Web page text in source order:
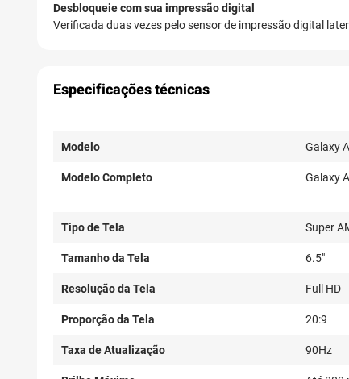
Desbloqueie com sua impressão digital
Verificada duas vezes pelo sensor de impressão digital
Especificações técnicas
Modelo Galaxy A
Modelo Completo Galaxy
Tipo de Tela Super
Tamanho da Tela 6.5"
Resolução da Tela Full HD
Proporção da Tela 20:9
Taxa de Atualização 90Hz